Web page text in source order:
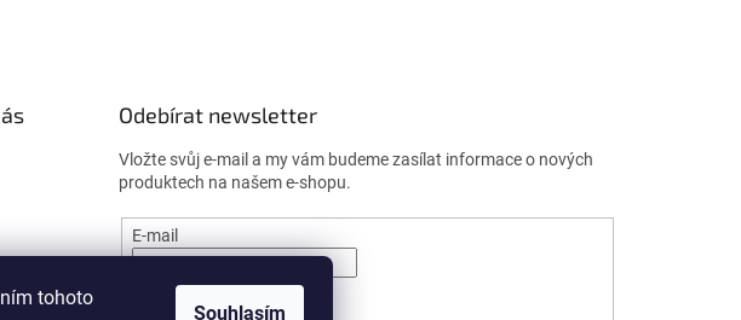
tohoto
Souhlasím
Odebírat newsletter
Vložte svůj e-mail a my vám budeme zasílat informace o nových
produktech na našem e-shopu.
E-mail